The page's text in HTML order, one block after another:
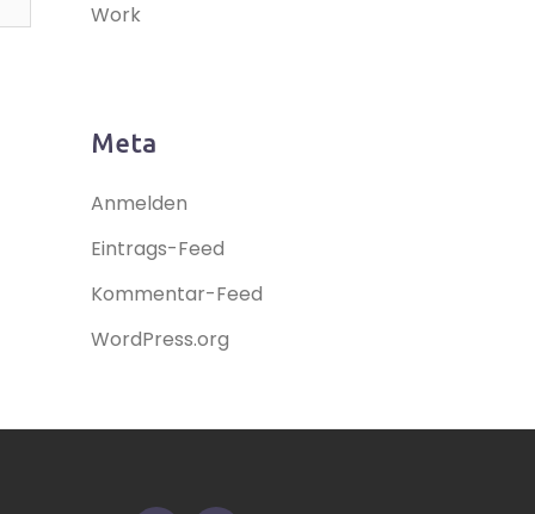
Work
Meta
Anmelden
Eintrags-Feed
Kommentar-Feed
WordPress.org